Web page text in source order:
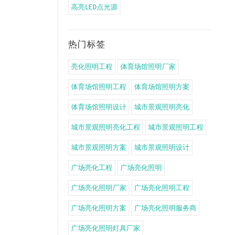
高亮LED点光源
热门标签
亮化照明工程 体育场馆照明厂家
体育场馆照明工程 体育场馆照明方案
体育场馆照明设计 城市景观照明亮化
城市景观照明亮化工程 城市景观照明工程
城市景观照明方案 城市景观照明设计
广场亮化工程 广场亮化照明
广场亮化照明厂家 广场亮化照明工程
广场亮化照明方案 广场亮化照明服务商
广场亮化照明灯具厂家